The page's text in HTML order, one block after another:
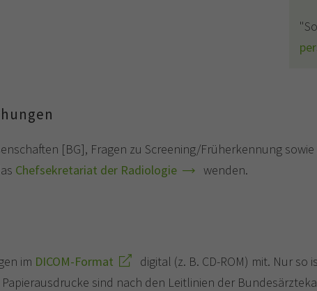
[BG], Fragen zu Screening/Früherkennung
Chefsekretariat der Radiologie wenden.
im DICOM-Format
digital (z. B. CD-ROM) mit. Nur
sind nach den Leitlinien der